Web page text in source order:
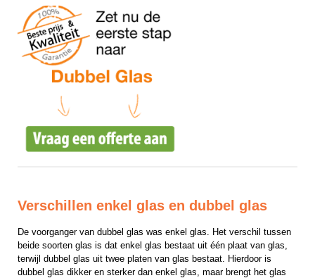
Verschillen enkel glas en dubbel glas
De voorganger van dubbel glas was enkel glas. Het verschil tussen
beide soorten glas is dat enkel glas bestaat uit één plaat van glas,
terwijl dubbel glas uit twee platen van glas bestaat. Hierdoor is
dubbel glas dikker en sterker dan enkel glas, maar brengt het glas